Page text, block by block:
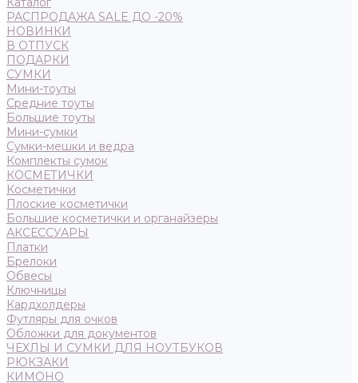
РАСПРОДАЖА SALE ДО -20%
НОВИНКИ
В ОТПУСК
ПОДАРКИ
СУМКИ
Мини-тоуты
Средние тоуты
Большие тоуты
Мини-сумки
Сумки-мешки и ведра
Комплекты сумок
КОСМЕТИЧКИ
Косметички
Плоские косметички
Большие косметички и органайзеры
АКСЕССУАРЫ
Платки
Брелоки
Обвесы
Ключницы
Кардхолдеры
Футляры для очков
Обложки для документов
ЧЕХЛЫ И СУМКИ ДЛЯ НОУТБУКОВ
РЮКЗАКИ
КИМОНО